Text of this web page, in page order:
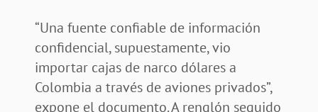
“Una fuente confiable de información
confidencial, supuestamente, vio
importar cajas de narco dólares a
Colombia a través de aviones privados”,
expone el documento. A renglón seguido